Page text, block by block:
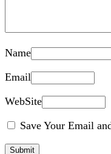
Name
Email
WebSite
Save Your Email